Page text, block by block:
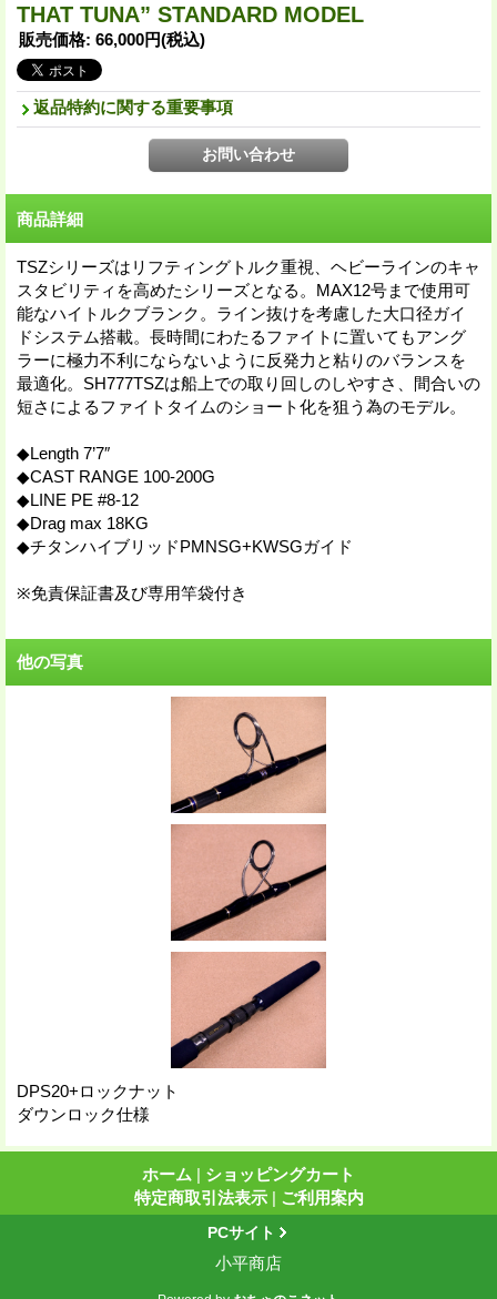
THAT TUNA” STANDARD MODEL
販売価格: 66,000円(税込)
返品特約に関する重要事項
商品詳細
TSZシリーズはリフティングトルク重視、ヘビーラインのキャ
スタビリティを高めたシリーズとなる。MAX12号まで使用可
能なハイトルクブランク。ライン抜けを考慮した大口径ガイ
ドシステム搭載。長時間にわたるファイトに置いてもアング
ラーに極力不利にならないように反発力と粘りのバランスを
最適化。SH777TSZは船上での取り回しのしやすさ、間合いの
短さによるファイトタイムのショート化を狙う為のモデル。
◆Length 7’7″
◆CAST RANGE 100-200G
◆LINE PE #8-12
◆Drag max 18KG
◆チタンハイブリッドPMNSG+KWSGガイド
※免責保証書及び専用竿袋付き
他の写真
DPS20+ロックナット
ダウンロック仕様
ホーム | ショッピングカート
特定商取引法表示 | ご利用案内
PCサイト
小平商店